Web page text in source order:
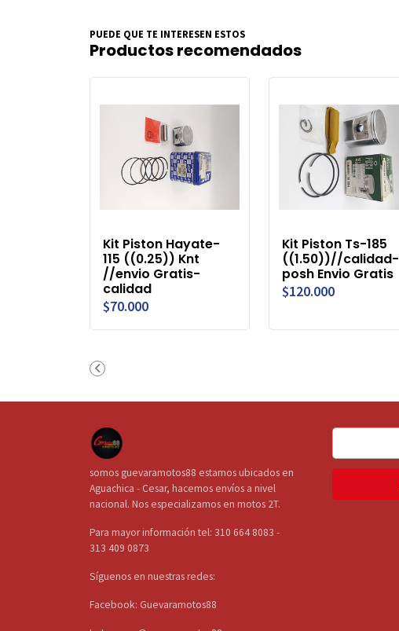
PUEDE QUE TE INTERESEN ESTOS
Productos recomendados
Kit Piston Hayate-
115 ((0.25)) Knt
//envio Gratis-
calidad
$70.000
Kit Piston Ts-185
((1.50))//calidad-
posh Envio Gratis
$120.000
somos guevaramotos88 estamos ubicados en
Aguachica - Cesar, hacemos envíos a nivel
nacional. Nos especializamos en motos 2T.
Para mayor información tel: 310 664 8083 -
313 409 0873
Síguenos en nuestras redes:
Facebook: Guevaramotos88